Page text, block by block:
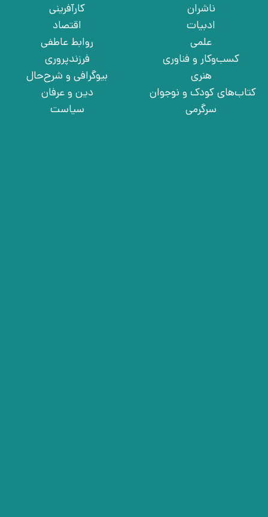
ناشران
ادبیات
علمی
کسب‌وکار و فناوری
هنری
کتاب‌های کودک و نوجوان
سرگرمی
کارآفرینی
اقتصاد
روابط عاطفی
فرزندپروری
بیوگرافی و شرح‌حال
دین و عرفان
سیاست